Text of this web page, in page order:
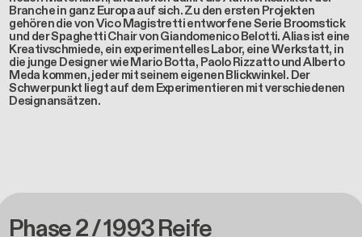
Branche in ganz Europa auf sich. Zu den ersten Projekten
gehören die von Vico Magistretti entworfene Serie Broomstick
und der Spaghetti Chair von Giandomenico Belotti. Alias ist eine
Kreativschmiede, ein experimentelles Labor, eine Werkstatt, in
die junge Designer wie Mario Botta, Paolo Rizzatto und Alberto
Meda kommen, jeder mit seinem eigenen Blickwinkel. Der
Schwerpunkt liegt auf dem Experimentieren mit verschiedenen
Designansätzen.
Phase 2 / 1993 Reife